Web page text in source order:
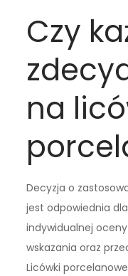
Czy
na
Decyzja o
jest odpowiednia
indywidualnej
wskazania oraz
Licówki